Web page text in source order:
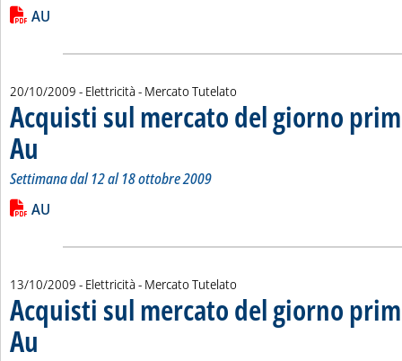
Leggi tutta la notizia: 'Acquisti sul mercato del giorno prima
Lista allegati PDF alla notizia
AU
20/10/2009 - Elettricità - Mercato Tutelato
Acquisti sul mercato del giorno
Au . Sottotitolo: Settimana dal 12 al 18 ottobre 2009
. Pubblicata martedì 20 ottobre 2009 alle 15.6.
Settimana dal 12 al 18 ottobre 2009
Leggi tutta la notizia: 'Acquisti sul mercato del giorno prima
Lista allegati PDF alla notizia
AU
13/10/2009 - Elettricità - Mercato Tutelato
Acquisti sul mercato del giorno
Au . Sottotitolo: Settimana dal 5 all'11 ottobre 2009
. Pubblicata martedì 13 ottobre 2009 alle 16.31.